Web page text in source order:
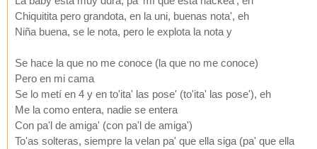
Chiquitita pero grandota, en la uni, buenas nota', eh
Niña buena, se le nota, pero le explota la nota y
Se hace la que no me conoce (la que no me conoce)
Pero en mi cama
Se lo metí en 4 y en to'ita' las pose' (to'ita' las pose'), eh
Me la como entera, nadie se entera
Con pa'l de amiga' (con pa'l de amiga')
To'as solteras, siempre la velan pa' que ella siga (pa' que ella